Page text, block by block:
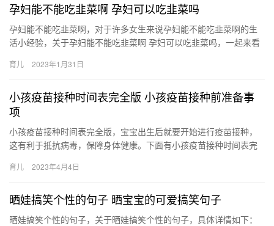
孕妇能不能吃韭菜啊 孕妇可以吃韭菜吗
孕妇能不能吃韭菜啊，对于许多女生来说孕妇能不能吃韭菜啊的生
活小经验，关于孕妇能不能吃韭菜啊 孕妇可以吃韭菜吗，一起来看
妇…
育儿 2023年1月31日
小孩疫苗接种时间表完全版 小孩疫苗接种前准备事
项
小孩疫苗接种时间表完全版，宝宝出生后就要开始进行疫苗接种，
这有利于抵抗病毒，保障身体健康。下面有小孩疫苗接种时间表完
备。 小…
育儿 2023年4月4日
晒娃搞笑个性的句子 晒宝宝的可爱搞笑句子
晒娃搞笑个性的句子，关于晒娃搞笑个性的句子，具体详情如下：